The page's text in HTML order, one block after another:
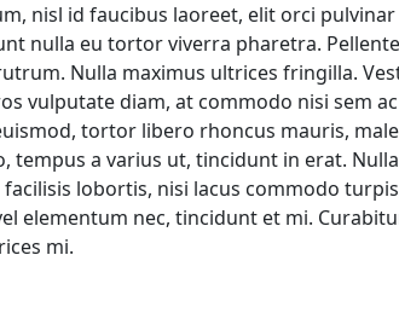
nisl id faucibus laoreet, elit orci
nulla eu tortor viverra pharetra.
Nulla maximus ultrices fringilla.
vulputate diam, at commodo nisi sem
tortor libero rhoncus mauris,
tempus a varius ut, tincidunt in erat.
lobortis, nisi lacus commodo
elementum nec, tincidunt et mi.
mi.